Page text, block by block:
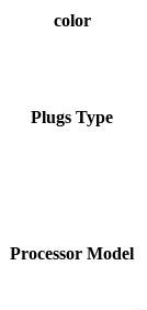
color
Plugs Type
Processor Model